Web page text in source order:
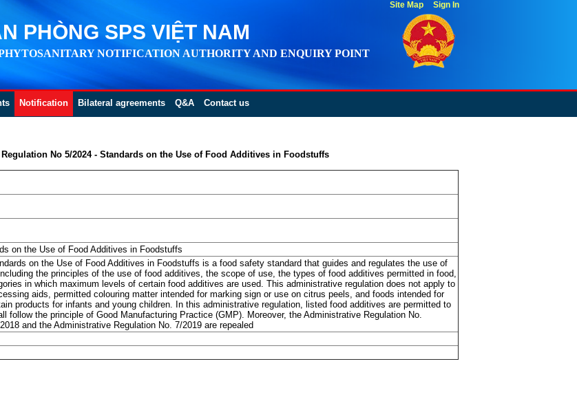
PHÒNG SPS VIỆT NAM
NOTIFICATION AUTHORITY AND ENQUIRY POINT
Notification Bilateral agreements Q&A Contact us
No 5/2024 - Standards on the Use of Food Additives in Foodstuffs
on the Use of Food Additives in Foodstuffs
on the Use of Food Additives in Foodstuffs is a food safety standard that guides and regulates the use of
the principles of the use of food additives, the scope of use, the types of food additives permitted in food,
in which maximum levels of certain food additives are used. This administrative regulation does not apply to
aids, permitted colouring matter intended for marking sign or use on citrus peels, and foods intended for
products for infants and young children. In this administrative regulation, listed food additives are permitted to
follow the principle of Good Manufacturing Practice (GMP). Moreover, the Administrative Regulation No.
and the Administrative Regulation No. 7/2019 are repealed
Site Map Sign In